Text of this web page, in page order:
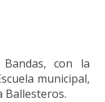
con la
municipal,
Ballesteros.